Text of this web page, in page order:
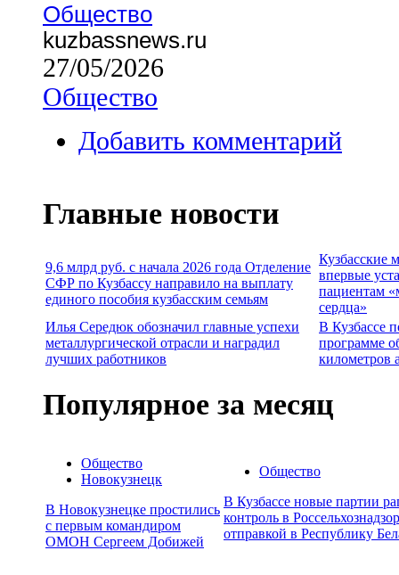
Общество
kuzbassnews.ru
27/05/2026
Общество
Добавить комментарий
Главные новости
9,6 млрд руб. с начала 2026 года Отделение
СФР по Кузбассу направило на выплату
единого пособия кузбасским семьям
Кузбасские
впервые
пациентам
сердца»
Илья Середюк обозначил главные успехи
металлургической отрасли и наградил
лучших работников
В Кузбассе
программе
километров
Популярное за месяц
Общество
Новокузнецк
В Новокузнецке простились
с первым командиром
ОМОН Сергеем Добижей
Общество
В Кузбассе новые партии
контроль в
отправкой в Республику